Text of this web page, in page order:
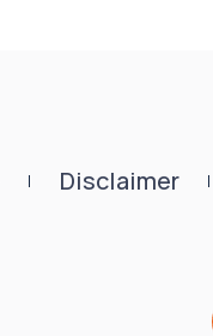
Disclaimer